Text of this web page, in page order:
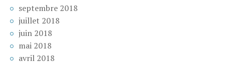
septembre 2018
juillet 2018
juin 2018
mai 2018
avril 2018